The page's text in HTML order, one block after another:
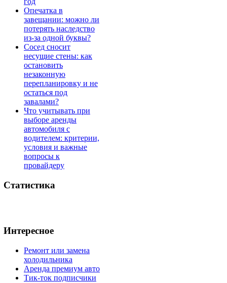
Опечатка в
завещании: можно ли
потерять наследство
из-за одной буквы?
Сосед сносит
несущие стены: как
остановить
незаконную
перепланировку и не
остаться под
завалами?
Что учитывать при
выборе аренды
автомобиля с
водителем: критерии,
условия и важные
вопросы к
провайдеру
Статистика
Интересное
Ремонт или замена
холодильника
Аренда премиум авто
Тик-ток подписчики